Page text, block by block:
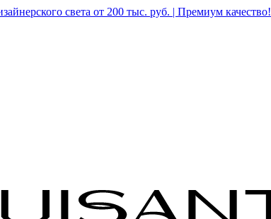
света от 200 тыс. руб. | Премиум качество!